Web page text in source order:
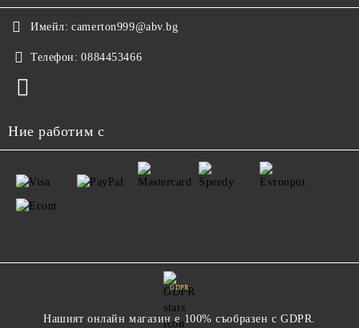
Имейл: camerton999@abv.bg
Телефон: 0884453466
Ние работим с
GDPR
Нашият онлайн магазин е 100% съобразен с GDPR.